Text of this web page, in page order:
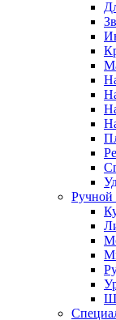
Ручной